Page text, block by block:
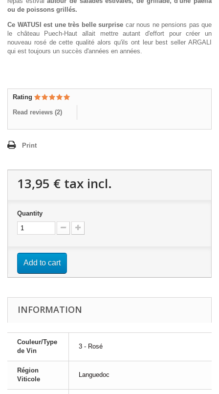
ou de poissons grillés.
Ce WATUSI est une très belle surprise car nous ne pensions pas que
le château Puech-Haut allait mettre autant d'effort pour créer un
nouveau rosé de cette qualité alors qu'ils ont leur best seller ARGALI
qui est toujours un succès d'années en années.
Rating
Read reviews (2)
Print
13,95 € tax incl.
Quantity
Add to cart
INFORMATION
Couleur/Type
de Vin
3 - Rosé
Région
Viticole
Languedoc